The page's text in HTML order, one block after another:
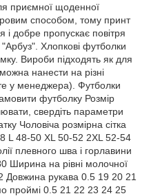
приємної щоденної
способом, тому принт
і добре пропускає повітря
Хлопкові футболки
Вироби підходять як для
нанести на різні
у менеджера). Футболки
футболку Розмір
свердіть параметри
Чоловіча розмірна сітка
L 48-50 XL 50-52 2XL 52-54
плевного шва і горлавини
Ширина на рівні молочної
Довжина рукава 0.5 19 20 21
проймі 0.5 21 22 23 24 25